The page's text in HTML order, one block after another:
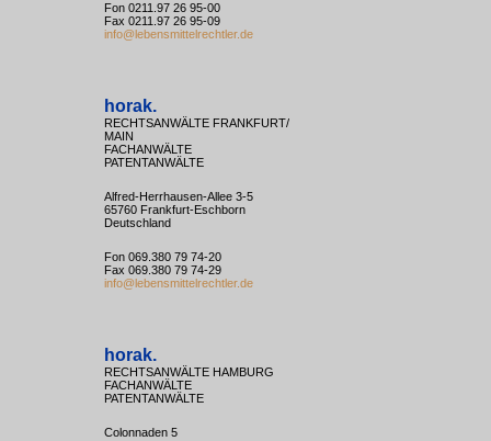
Fon 0211.97 26 95-00
Fax 0211.97 26 95-09
info@lebensmittelrechtler.de
horak.
RECHTSANWÄLTE FRANKFURT/
MAIN
FACHANWÄLTE
PATENTANWÄLTE
Alfred-Herrhausen-Allee 3-5
65760 Frankfurt-Eschborn
Deutschland
Fon 069.380 79 74-20
Fax 069.380 79 74-29
info@lebensmittelrechtler.de
horak.
RECHTSANWÄLTE HAMBURG
FACHANWÄLTE
PATENTANWÄLTE
Colonnaden 5